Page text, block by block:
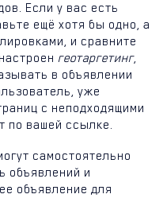
Если у вас есть
ещё хотя бы одно, а
и сравните
геотаргетинг,
в объявлении
уже
с неподходящими
по вашей ссылке.
самостоятельно
объявлений и
объявление для